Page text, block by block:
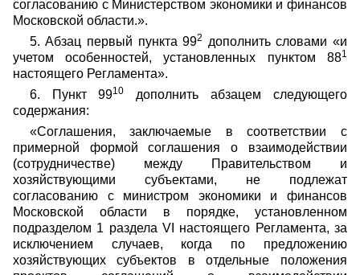
согласованию с Министерством экономики и финансов
Московской области.».
5. Абзац первый пункта 992
дополнить словами «и
учетом особенностей, установленных пунктом 881
настоящего Регламента».
6. Пункт 9910
дополнить абзацем следующего
содержания:
«Соглашения, заключаемые в соответствии с
примерной формой соглашения о взаимодействии
(сотрудничестве) между Правительством и
хозяйствующими субъектами, не подлежат
согласованию с министром экономики и финансов
Московской области в порядке, установленном
подразделом 1 раздела VI настоящего Регламента, за
исключением случаев, когда по предложению
хозяйствующих субъектов в отдельные положения